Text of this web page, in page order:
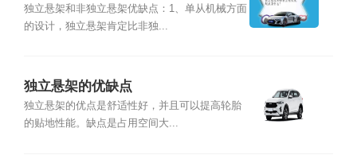
独立悬架和非独立悬架优缺点：1、单从机械方面
的设计，独立悬架肯定比非独...
独立悬架的优缺点
独立悬架的优点是舒适性好，并且可以提高轮胎
的贴地性能。缺点是占用空间大...